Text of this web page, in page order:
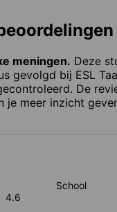
meningen. Deze
gevolgd bij ESL
De
je meer inzicht
4.6
School